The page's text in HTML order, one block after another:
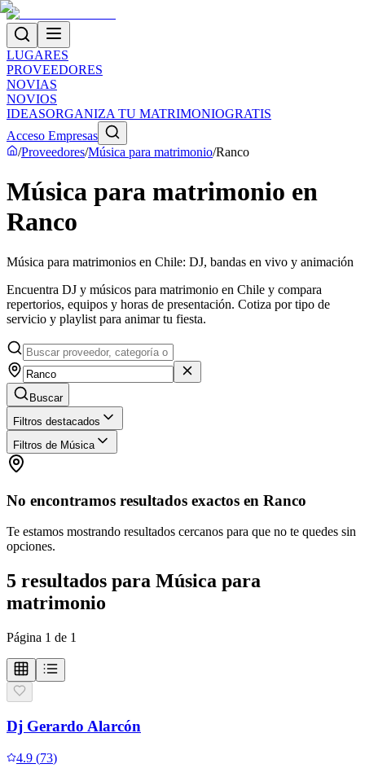
LUGARES
PROVEEDORES
NOVIAS
NOVIOS
IDEASORGANIZA TU MATRIMONIOGRATIS
Acceso Empresas
/Proveedores/Música para matrimonio/Ranco
Música para matrimonio en
Ranco
Música para matrimonios en Chile: DJ, bandas en vivo y animación
Encuentra DJ y músicos para matrimonio en Chile y compara
repertorios, equipos y horas de presentación. Cotiza por tipo de
servicio y playlist para animar tu fiesta.
Buscar
Filtros destacados
Filtros de Música
No encontramos resultados exactos en Ranco
Te estamos mostrando resultados cercanos para que no te quedes sin
opciones.
5 resultados para Música para
matrimonio
Página 1 de 1
Dj Gerardo Alarcón
4.9 (73)